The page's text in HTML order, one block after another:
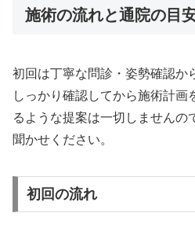
施術の流れと通院の目
初回は丁寧な問診・姿勢確認か
しっかり確認してから施術計画
るような提案は一切しませんの
聞かせください。
初回の流れ